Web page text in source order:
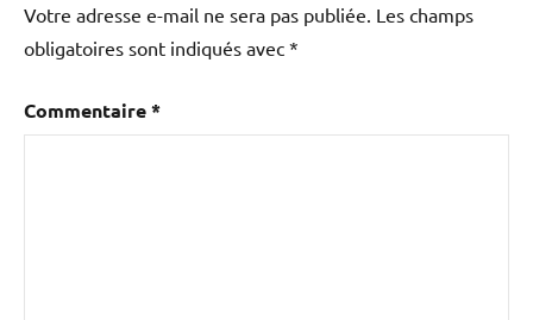
Votre adresse e-mail ne sera pas publiée. Les champs
obligatoires sont indiqués avec *
Commentaire*